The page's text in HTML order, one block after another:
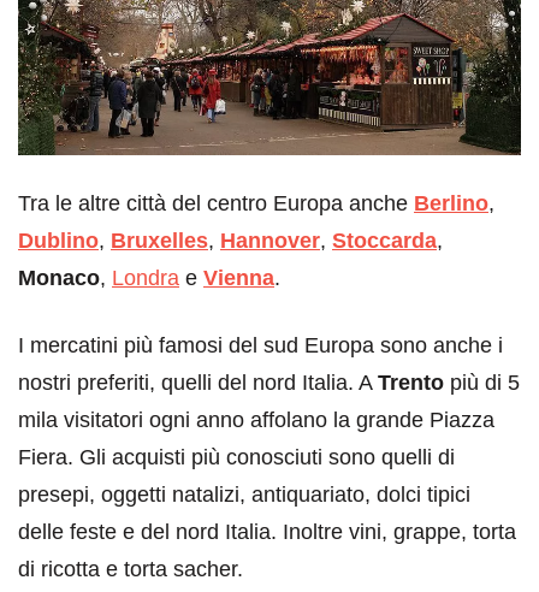
Tra le altre città del centro Europa anche Berlino,
Dublino, Bruxelles, Hannover, Stoccarda,
Monaco, Londra e Vienna.
I mercatini più famosi del sud Europa sono anche i
nostri preferiti, quelli del nord Italia. A Trento più di 5
mila visitatori ogni anno affolano la grande Piazza
Fiera. Gli acquisti più conosciuti sono quelli di
presepi, oggetti natalizi, antiquariato, dolci tipici
delle feste e del nord Italia. Inoltre vini, grappe, torta
di ricotta e torta sacher.